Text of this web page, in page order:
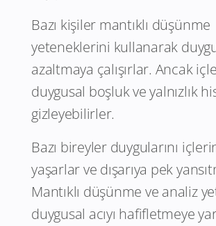
Bazı kişiler mantıklı düşünme
yeteneklerini kullanarak
azaltmaya çalışırlar. Ancak
duygusal boşluk ve yalnızlık
gizleyebilirler.
Bazı bireyler duygularını
yaşarlar ve dışarıya pek
Mantıklı düşünme ve analiz
duygusal acıyı hafifletmeye